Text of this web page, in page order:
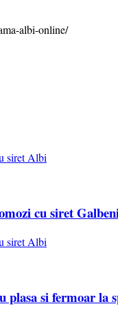
albi-online/
cu siret
plasa si fermoar la